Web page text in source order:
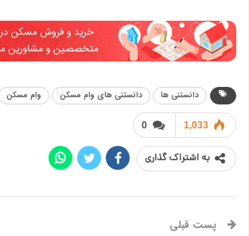
دانستنی ها دانستنی های وام مسکن وام مسکن
0 1,033
به اشتراک گذاری
پست قبلی